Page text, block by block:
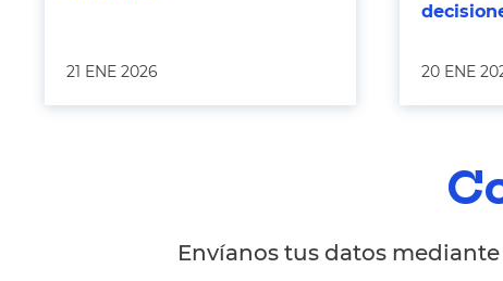
21 ENE 2026 20 ENE
Envíanos tus datos